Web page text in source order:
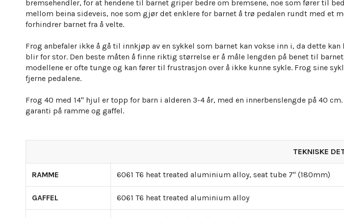
bremsehendler, for at hendene til barnet griper bedre om bremsene, noe som fører til
mellom beina sideveis, noe som gjør det enklere for barnet å trø pedalen rundt med et
forhindrer barnet fra å velte.
Frog anbefaler ikke å gå til innkjøp av en sykkel som barnet kan vokse inn i, da dette
blir for stor. Den beste måten å finne riktig størrelse er å måle lengden på benet til
modellene er ofte tunge og kan fører til frustrasjon over å ikke kunne sykle. Frog sine
fjerne pedalene.
Frog 40 med 14" hjul er topp for barn i alderen 3-4 år, med en innerbenslengde på 40
garanti på ramme og gaffel.
TEKNISKE
RAMME 6061 T6 heat treated aluminium alloy, seat tube 7" (180mm)
GAFFEL 6061 T6 heat treated aluminium alloy